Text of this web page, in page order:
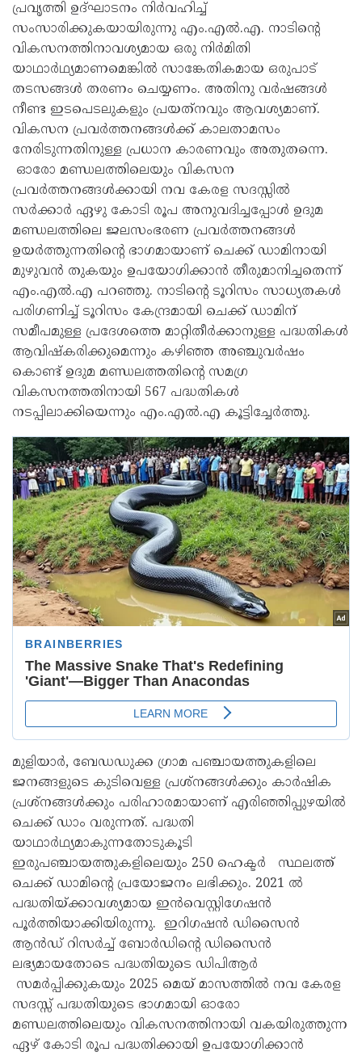
പ്രവൃത്തി ഉദ്ഘാടനം നിർവഹിച്ച്
സംസാരിക്കുകയായിരുന്നു എം.എൽ.എ. നാടിന്റെ
വികസനത്തിനാവശ്യമായ ഒരു നിർമിതി
യാഥാർഥ്യമാണമെങ്കിൽ സാങ്കേതികമായ ഒരുപാട്
തടസങ്ങൾ തരണം ചെയ്യണം. അതിനു വർഷങ്ങൾ
നീണ്ട ഇടപെടലുകളും പ്രയത്‌നവും ആവശ്യമാണ്.
വികസന പ്രവർത്തനങ്ങൾക്ക് കാലതാമസം
നേരിടുന്നതിനുള്ള പ്രധാന കാരണവും അതുതന്നെ.
ഓരോ മണ്ഡലത്തിലെയും വികസന
പ്രവർത്തനങ്ങൾക്കായി നവ കേരള സദസ്സിൽ
സർക്കാർ ഏഴു കോടി രൂപ അനുവദിച്ചപ്പോൾ ഉദുമ
മണ്ഡലത്തിലെ ജലസംഭരണ പ്രവർത്തനങ്ങൾ
ഉയർത്തുന്നതിന്റെ ഭാഗമായാണ് ചെക്ക് ഡാമിനായി
മുഴുവൻ തുകയും ഉപയോഗിക്കാൻ തീരുമാനിച്ചതെന്ന്
എം.എൽ.എ പറഞ്ഞു. നാടിന്റെ ടൂറിസം സാധ്യതകൾ
പരിഗണിച്ച് ടൂറിസം കേന്ദ്രമായി ചെക്ക് ഡാമിന്
സമീപമുള്ള പ്രദേശത്തെ മാറ്റിതീർക്കാനുള്ള പദ്ധതികൾ
ആവിഷ്‌കരിക്കുമെന്നും കഴിഞ്ഞ അഞ്ചുവർഷം
കൊണ്ട് ഉദുമ മണ്ഡലത്തതിന്റെ സമഗ്ര
വികസനത്തതിനായി 567 പദ്ധതികൾ
നടപ്പിലാക്കിയെന്നും എം.എൽ.എ കൂട്ടിച്ചേർത്തു.
മുളിയാർ, ബേഡഡുക്ക ഗ്രാമ പഞ്ചായത്തുകളിലെ
ജനങ്ങളുടെ കുടിവെള്ള പ്രശ്‌നങ്ങൾക്കും കാർഷിക
പ്രശ്‌നങ്ങൾക്കും പരിഹാരമായാണ് എരിഞ്ഞിപ്പുഴയിൽ
ചെക്ക് ഡാം വരുന്നത്. പദ്ധതി
യാഥാർഥ്യമാകുന്നതോടുകൂടി
ഇരുപഞ്ചായത്തുകളിലെയും 250 ഹെക്ടർ സ്ഥലത്ത്
ചെക്ക് ഡാമിന്റെ പ്രയോജനം ലഭിക്കും. 2021 ൽ
പദ്ധതിയ്ക്കാവശ്യമായ ഇൻവെസ്റ്റിഗേഷൻ
പൂർത്തിയാക്കിയിരുന്നു. ഇറിഗഷൻ ഡിസൈൻ
ആൻഡ് റിസർച്ച് ബോർഡിന്റെ ഡിസൈൻ
ലഭ്യമായതോടെ പദ്ധതിയുടെ ഡിപിആർ
സമർപ്പിക്കുകയും 2025 മെയ് മാസത്തിൽ നവ കേരള
സദസ്സ് പദ്ധതിയുടെ ഭാഗമായി ഓരോ
മണ്ഡലത്തിലെയും വികസനത്തിനായി വകയിരുത്തുന്ന
ഏഴ് കോടി രൂപ പദ്ധതിക്കായി ഉപയോഗിക്കാൻ